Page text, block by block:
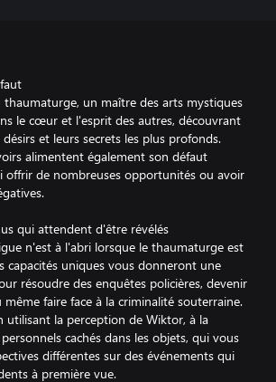
thaumaturge, un maître des arts mystiques
le cœur et l'esprit des autres, découvrant
et leurs secrets les plus profonds.
alimentent également son défaut
offrir de nombreuses opportunités ou avoir
qui attendent d'être révélés
n'est à l'abri lorsque le thaumaturge est
capacités uniques vous donneront une
résoudre des enquêtes policières, devenir
faire face à la criminalité souterraine.
utilisant la perception de Wiktor, à la
cachés dans les objets, qui vous
différentes sur des événements qui
à première vue.